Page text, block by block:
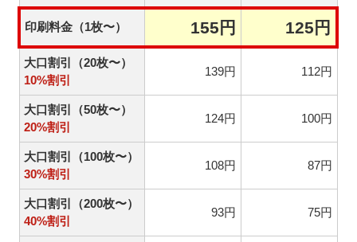
印刷料金（1枚〜） 155円 125円
大口割引（20枚〜）
10%割引
139円 112円
大口割引（50枚〜）
20%割引
124円 100円
大口割引（100枚〜）
30%割引
108円 87円
大口割引（200枚〜）
40%割引
93円 75円